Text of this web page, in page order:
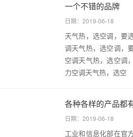
一个不错的品牌
日期：2019-06-18
天气热，选空调，要
调天气热，选空调，
空调天气热，选空调
力空调天气热，选空
各种各样的产品都
日期：2019-06-18
工业和信息化部在官